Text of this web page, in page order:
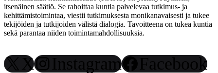
itsenäinen säätiö. Se rahoittaa kuntia palvelevaa tutkimus- ja
kehittämistoimintaa, viestii tutkimuksesta monikanavaisesti ja tukee
tekijöiden ja tutkijoiden välistä dialogia. Tavoitteena on tukea kuntia
sekä parantaa niiden toimintamahdollisuuksia.
X Instagram Facebook